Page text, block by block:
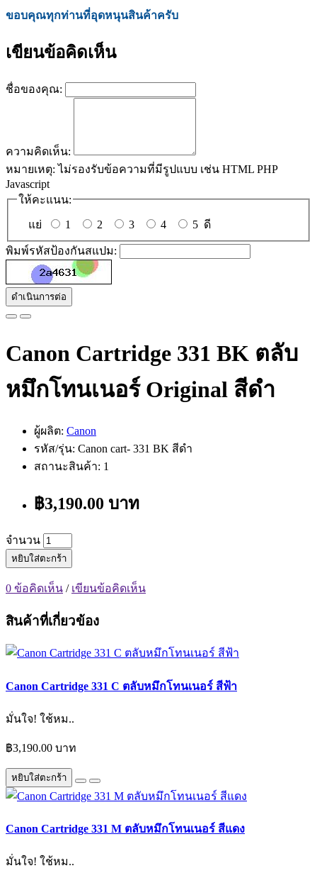
ขอบคุณทุกท่านที่อุดหนุนสินค้าครับ
เขียนข้อคิดเห็น
ชื่อของคุณ:
ความคิดเห็น:
หมายเหตุ: ไม่รองรับข้อความที่มีรูปแบบ เช่น HTML PHP
Javascript
ให้คะแนน:
แย่ 1 2 3 4 5 ดี
พิมพ์รหัสป้องกันสแปม:
ดำเนินการต่อ
Canon Cartridge 331 BK ตลับ
หมึกโทนเนอร์ Original สีดำ
ผู้ผลิต: Canon
รหัส/รุ่น: Canon cart- 331 BK สีดำ
สถานะสินค้า: 1
฿3,190.00 บาท
จำนวน
หยิบใส่ตะกร้า
0 ข้อคิดเห็น / เขียนข้อคิดเห็น
สินค้าที่เกี่ยวข้อง
Canon Cartridge 331 C ตลับหมึกโทนเนอร์ สีฟ้า
มั่นใจ! ใช้หม..
฿3,190.00 บาท
หยิบใส่ตะกร้า
Canon Cartridge 331 M ตลับหมึกโทนเนอร์ สีแดง
มั่นใจ! ใช้หม..